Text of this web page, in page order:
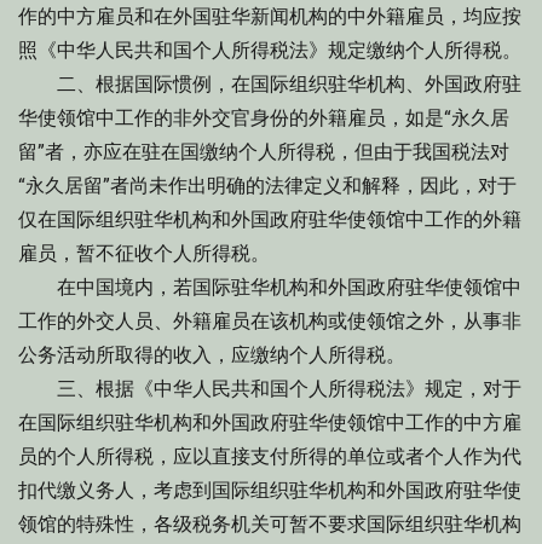
作的中方雇员和在外国驻华新闻机构的中外籍雇员，均应按
照《中华人民共和国个人所得税法》规定缴纳个人所得税。
二、根据国际惯例，在国际组织驻华机构、外国政府驻
华使领馆中工作的非外交官身份的外籍雇员，如是“永久居
留”者，亦应在驻在国缴纳个人所得税，但由于我国税法对
“永久居留”者尚未作出明确的法律定义和解释，因此，对于
仅在国际组织驻华机构和外国政府驻华使领馆中工作的外籍
雇员，暂不征收个人所得税。
在中国境内，若国际驻华机构和外国政府驻华使领馆中
工作的外交人员、外籍雇员在该机构或使领馆之外，从事非
公务活动所取得的收入，应缴纳个人所得税。
三、根据《中华人民共和国个人所得税法》规定，对于
在国际组织驻华机构和外国政府驻华使领馆中工作的中方雇
员的个人所得税，应以直接支付所得的单位或者个人作为代
扣代缴义务人，考虑到国际组织驻华机构和外国政府驻华使
领馆的特殊性，各级税务机关可暂不要求国际组织驻华机构